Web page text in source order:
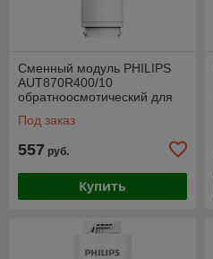
Сменный модуль PHILIPS
AUT870R400/10
обратноосмотический для
Под заказ
557 руб.
Купить